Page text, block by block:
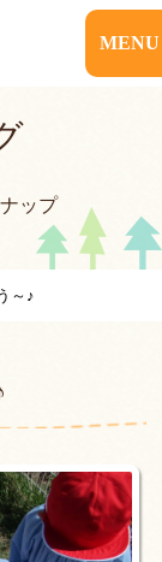
MENU
ップ
～♪